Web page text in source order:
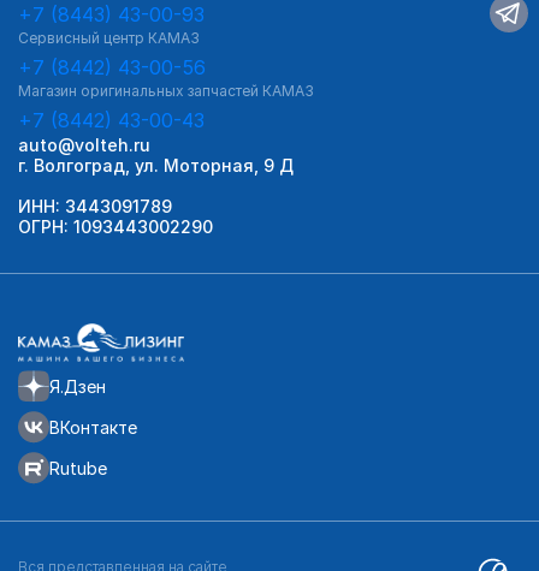
Я.Дзен
ВКонтакте
Rutube
+7 (8443) 43-00-93
Сервисный центр КАМАЗ
+7 (8442) 43-00-56
Магазин оригинальных запчастей КАМАЗ
+7 (8442) 43-00-43
auto@volteh.ru
г. Волгоград, ул. Моторная, 9 Д
ИНН: 3443091789
ОГРН: 1093443002290
Вся представленная на сайте